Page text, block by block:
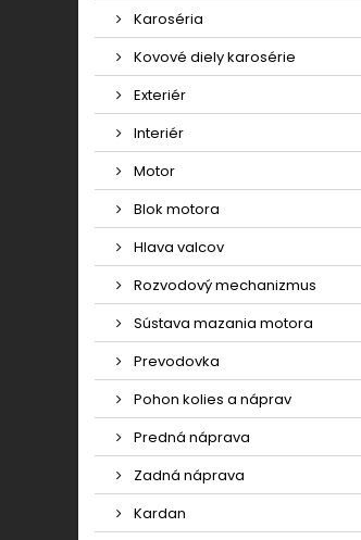
Karoséria
Kovové diely karosérie
Exteriér
Interiér
Motor
Blok motora
Hlava valcov
Rozvodový mechanizmus
Sústava mazania motora
Prevodovka
Pohon kolies a náprav
Predná náprava
Zadná náprava
Kardan